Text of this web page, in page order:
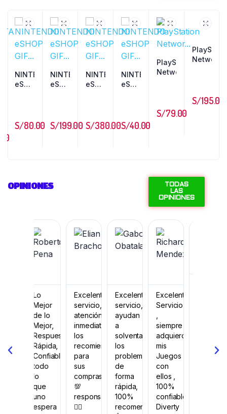
NINTENDO
eSHOP
S/80.00
NINTENDO
eSHOP
S/199.00
NINTENDO
eSHOP
S/380.00
NINTENDO
eSHOP
S/40.00
PlayStation
Networ...
S/79.00
Networ...
S/195.00
OPINIONES
TODAS
LAS
OPINIONES
Roberto
Pena

Respuesta
Rápida,
Confiable
Elian
Bracho
Excelente
servicio,
atención
inmediata,
los
recomiendo
para
sus
💯
responsables
👌🏻
Gabo
Obatala
Excelente
servicio,
ayudan
a
los
problemas
de
forma
100%
recomendados
Richard
Mendez

Venezuela
Excelente
Servicio
,
adquiero
Juegos
ellos ,
100%
confiable
Diverty
Los
mejores
juegos
mejores
ofertas.
Mis
amigos
lo
tienen
todo
aquí
1000%